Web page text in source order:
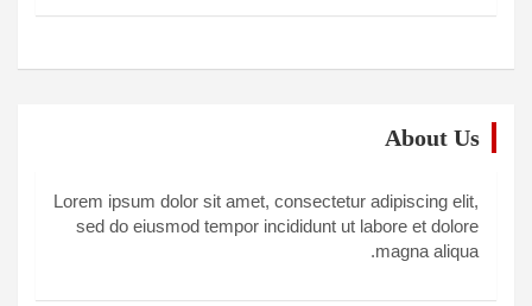
About Us
Lorem ipsum dolor sit amet, consectetur adipiscing elit,
sed do eiusmod tempor incididunt ut labore et dolore
magna aliqua.